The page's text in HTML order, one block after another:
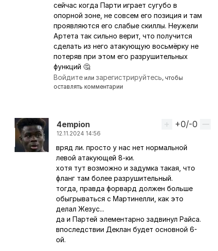
сейчас когда Парти играет сугубо в
опорной зоне, не совсем его позиция и там
проявляются его слабые скиллы. Неужели
Артета так сильно верит, что получится
сделать из него атакующую восьмёрку не
потеряв при этом его разрушительных
функций 🤔
Войдите илизарегистрируйтесь, чтобы
оставлять комментарии
4empion
12.11.2024 14:56
Ответ на комментарий пользователя
Вверх
+0/-0
вряд ли. просто у нас нет нормальной
левой атакующей 8-ки.
хотя тут возможно и задумка такая, что
фланг там более разрушительный.
тогда, правда форвард должен больше
обыгрываться с Мартинелли, как это
делал Жезус...
да и Партей элементарно задвинул Райса.
впоследствии Деклан будет основной 6-
ой.